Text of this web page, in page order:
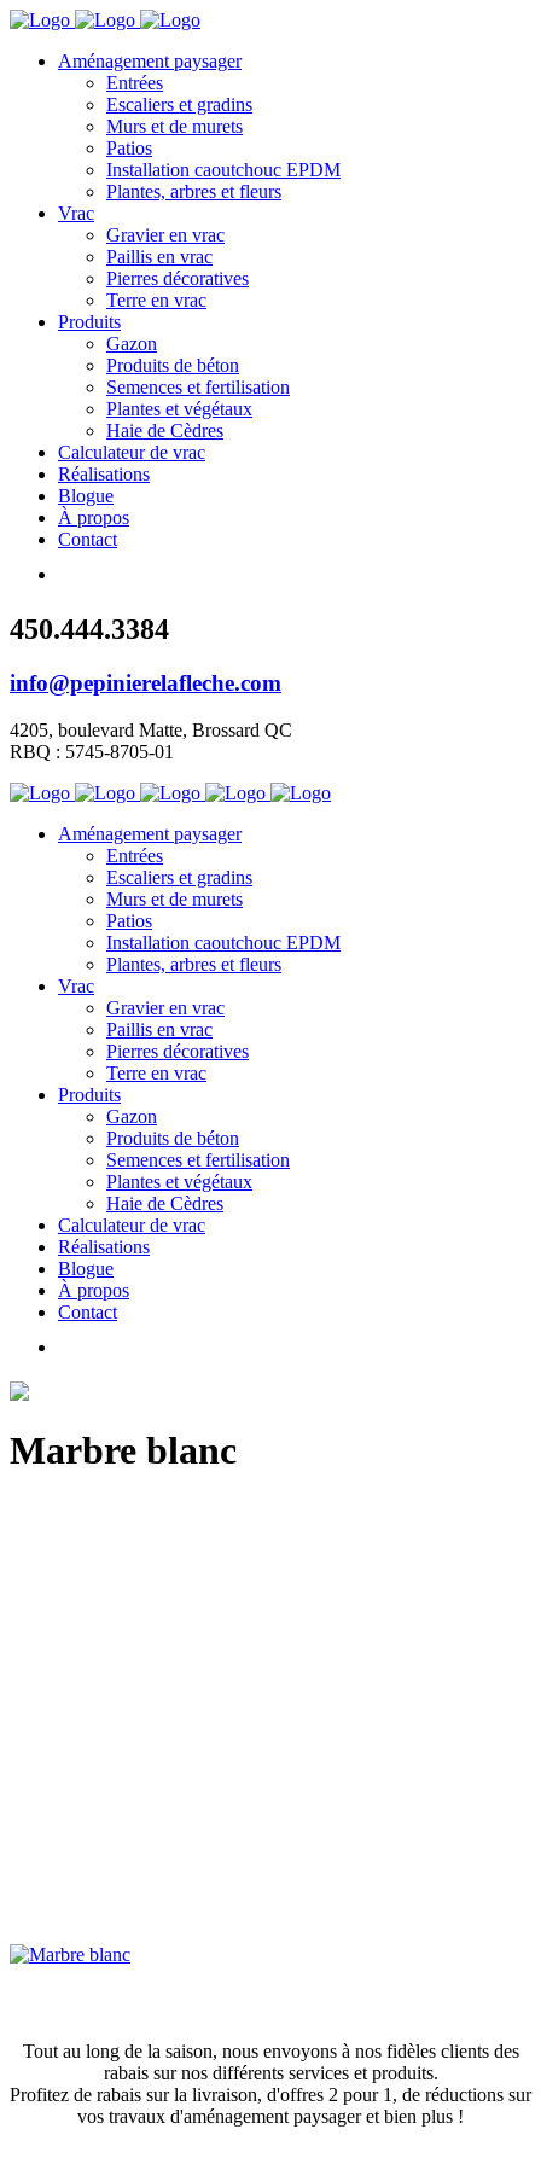
Aménagement paysager
Entrées
Escaliers et gradins
Murs et de murets
Patios
Installation caoutchouc EPDM
Plantes, arbres et fleurs
Vrac
Gravier en vrac
Paillis en vrac
Pierres décoratives
Terre en vrac
Produits
Gazon
Produits de béton
Semences et fertilisation
Plantes et végétaux
Haie de Cèdres
Calculateur de vrac
Réalisations
Blogue
À propos
Contact
450.444.3384
info@pepinierelafleche.com
4205, boulevard Matte, Brossard QC
RBQ : 5745-8705-01
Aménagement paysager
Entrées
Escaliers et gradins
Murs et de murets
Patios
Installation caoutchouc EPDM
Plantes, arbres et fleurs
Vrac
Gravier en vrac
Paillis en vrac
Pierres décoratives
Terre en vrac
Produits
Gazon
Produits de béton
Semences et fertilisation
Plantes et végétaux
Haie de Cèdres
Calculateur de vrac
Réalisations
Blogue
À propos
Contact
Marbre blanc
Tout au long de la saison, nous envoyons à nos fidèles clients des
rabais sur nos différents services et produits.
Profitez de rabais sur la livraison, d'offres 2 pour 1, de réductions sur
vos travaux d'aménagement paysager et bien plus !